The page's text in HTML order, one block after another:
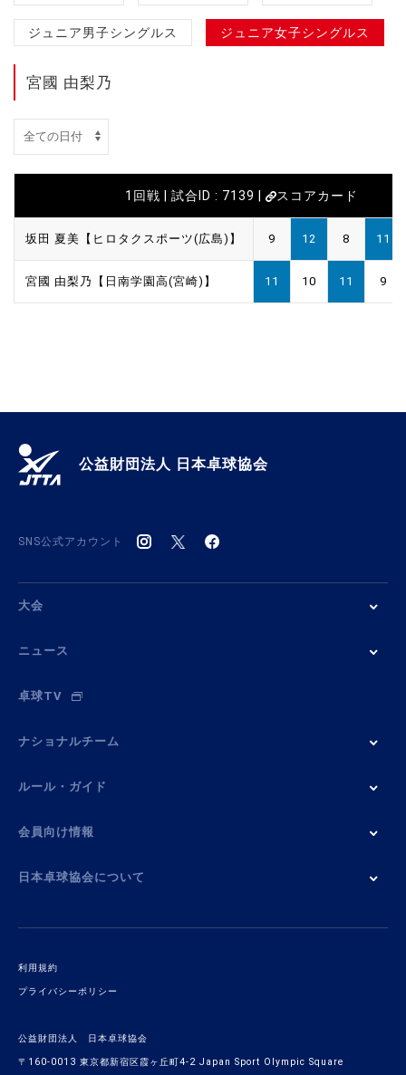
ジュニア男子シングルス ジュニア女子シングルス
宮國 由梨乃
1回戦 | 試合ID : 7139 | スコアカード
坂田 夏美【ヒロタクスポーツ(広島)】 9 12 8 11
宮國 由梨乃【日南学園高(宮崎)】 11 10 11 9
公益財団法人 日本卓球協会
SNS公式アカウント
大会
ニュース
卓球TV
ナショナルチーム
ルール・ガイド
会員向け情報
日本卓球協会について
利用規約
プライバシーポリシー
公益財団法人 日本卓球協会
〒160-0013 東京都新宿区霞ヶ丘町4-2 Japan Sport Olympic Square